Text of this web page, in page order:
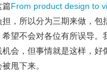
篇From product design to
，所以分为三期来做，
望不会对各位有所误导
会，但事情就是这样，
甩下来。